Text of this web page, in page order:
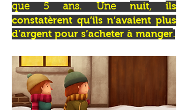
que 5 ans. Une
nuit,ils
constatèrent qu’ils n’avaient plus
d’argent pour s’acheter à manger.